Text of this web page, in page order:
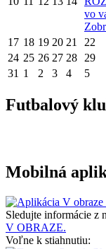
vo
17 18 19 20 21 22
24 25 26 27 28 29
31 1 2 3 4 5
Futbalový
Mobilná
Sledujte informácie z
V OBRAZE.
Voľne k stiahnutiu: